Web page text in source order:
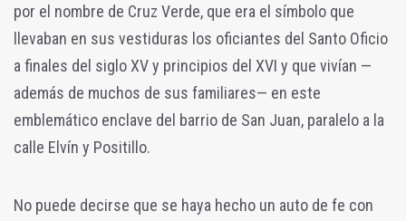
por el nombre de Cruz Verde, que era el símbolo que
llevaban en sus vestiduras los oficiantes del Santo Oficio
a finales del siglo XV y principios del XVI y que vivían —
además de muchos de sus familiares— en este
emblemático enclave del barrio de San Juan, paralelo a la
calle Elvín y Positillo.
No puede decirse que se haya hecho un auto de fe con